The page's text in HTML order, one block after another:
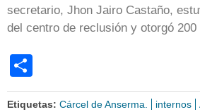
secretario, Jhon Jairo Castaño,
del centro de reclusión y otorgó
Etiquetas: Cárcel de Anserma. internos